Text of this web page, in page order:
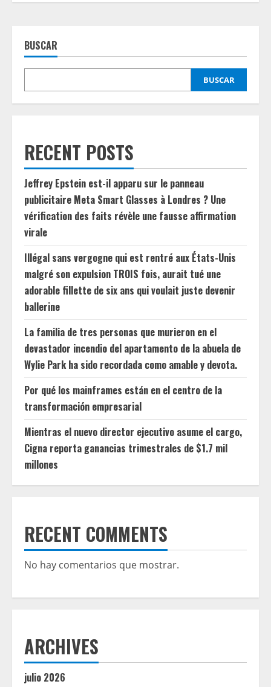
BUSCAR
BUSCAR
RECENT POSTS
Jeffrey Epstein est-il apparu sur le panneau
publicitaire Meta Smart Glasses à Londres ? Une
vérification des faits révèle une fausse affirmation
virale
Illégal sans vergogne qui est rentré aux États-Unis
malgré son expulsion TROIS fois, aurait tué une
adorable fillette de six ans qui voulait juste devenir
ballerine
La familia de tres personas que murieron en el
devastador incendio del apartamento de la abuela de
Wylie Park ha sido recordada como amable y devota.
Por qué los mainframes están en el centro de la
transformación empresarial
Mientras el nuevo director ejecutivo asume el cargo,
Cigna reporta ganancias trimestrales de $1.7 mil
millones
RECENT COMMENTS
No hay comentarios que mostrar.
ARCHIVES
julio 2026